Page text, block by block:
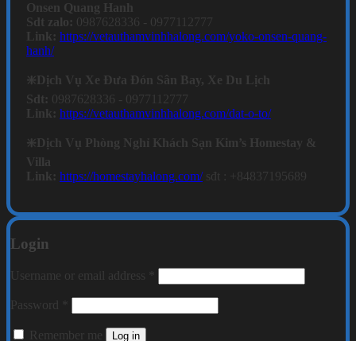
Onsen Quang Hanh
Sdt zalo: 0987628336 - 0977112777
Link: https://vetauthamvinhhalong.com/yoko-onsen-quang-
hanh/
❇️Dịch Vụ Xe Đưa Đón Sân Bay, Xe Du Lịch
Sdt: 0987628336 - 0977112777
Link: https://vetauthamvinhhalong.com/dat-o-to/
❇️Dịch Vụ Phòng Nghỉ Khách Sạn Kim’s Homestay &
Villa
Link: https://homestayhalong.com/sđt : +84837195689
Login
Username or email address
Password
Remember me Log in